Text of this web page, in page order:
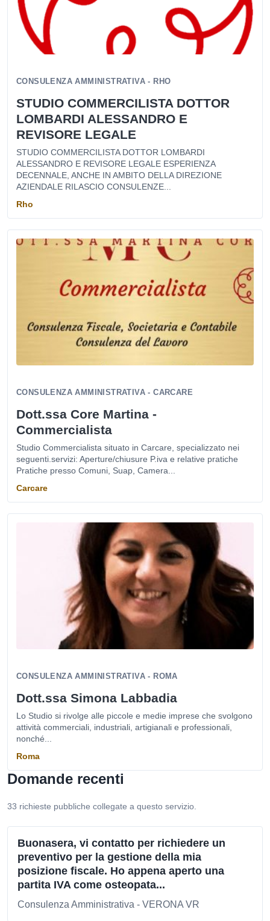
CONSULENZA AMMINISTRATIVA - RHO
STUDIO COMMERCILISTA DOTTOR
LOMBARDI ALESSANDRO E
REVISORE LEGALE
STUDIO COMMERCILISTA DOTTOR LOMBARDI
ALESSANDRO E REVISORE LEGALE ESPERIENZA
DECENNALE, ANCHE IN AMBITO DELLA DIREZIONE
AZIENDALE RILASCIO CONSULENZE...
Rho
CONSULENZA AMMINISTRATIVA - CARCARE
Dott.ssa Core Martina -
Commercialista
Studio Commercialista situato in Carcare, specializzato nei
seguenti.servizi: Aperture/chiusure P.iva e relative pratiche
Pratiche presso Comuni, Suap, Camera...
Carcare
CONSULENZA AMMINISTRATIVA - ROMA
Dott.ssa Simona Labbadia
Lo Studio si rivolge alle piccole e medie imprese che svolgono
attività commerciali, industriali, artigianali e professionali,
nonché...
Roma
Domande recenti
33 richieste pubbliche collegate a questo servizio.
Buonasera, vi contatto per richiedere un
preventivo per la gestione della mia
posizione fiscale. Ho appena aperto una
partita IVA come osteopata...
Consulenza Amministrativa - VERONA VR